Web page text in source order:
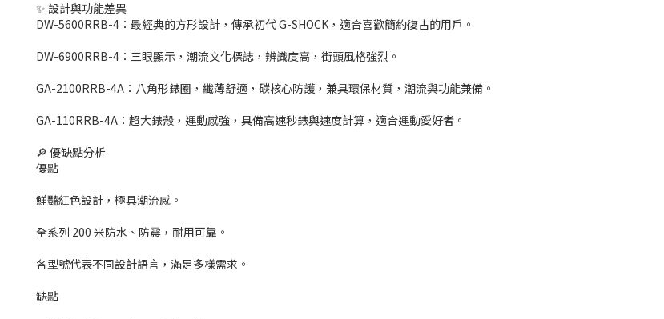
✨ 設計與功能差異
DW-5600RRB-4：最經典的方形設計，傳承初代 G-SHOCK，適合喜歡簡約復古的用戶。
DW-6900RRB-4：三眼顯示，潮流文化標誌，辨識度高，街頭風格強烈。
GA-2100RRB-4A：八角形錶圈，纖薄舒適，碳核心防護，兼具環保材質，潮流與功能兼備。
GA-110RRB-4A：超大錶殼，運動感強，具備高速秒錶與速度計算，適合運動愛好者。
🔎 優缺點分析
優點
鮮豔紅色設計，極具潮流感。
全系列 200 米防水、防震，耐用可靠。
各型號代表不同設計語言，滿足多樣需求。
缺點